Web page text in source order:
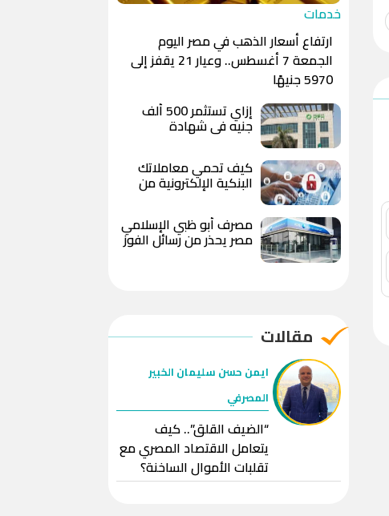
خدمات
ارتفاع أسعار الذهب في مصر اليوم
الجمعة 7 أغسطس.. وعيار 21 يقفز إلى
5970 جنيهًا
إزاي تستثمر 500 ألف
جنيه في شهادة
«الصفوة» من بنك بيت
بعد رفع العائد؟
كيف تحمي معاملاتك
البنكية الإلكترونية من
الاحتيال والاختراق؟
مصرف أبو ظبي الإسلامي
مصر يحذر من رسائل الفوز
بهدايا وعروض مزيفة
مقالات
ايمن حسن سليمان الخبير
المصرفي
“الضيف القلق”.. كيف
يتعامل الاقتصاد المصري مع
تقلبات الأموال الساخنة؟